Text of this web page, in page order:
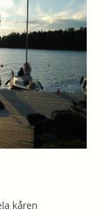
kåren